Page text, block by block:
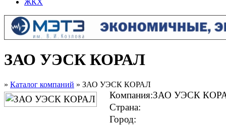
ЖКХ
ЗАО УЭСК КОРАЛ
» Каталог компаний » ЗАО УЭСК КОРАЛ
Компания:ЗАО УЭСК
Страна:
Город: